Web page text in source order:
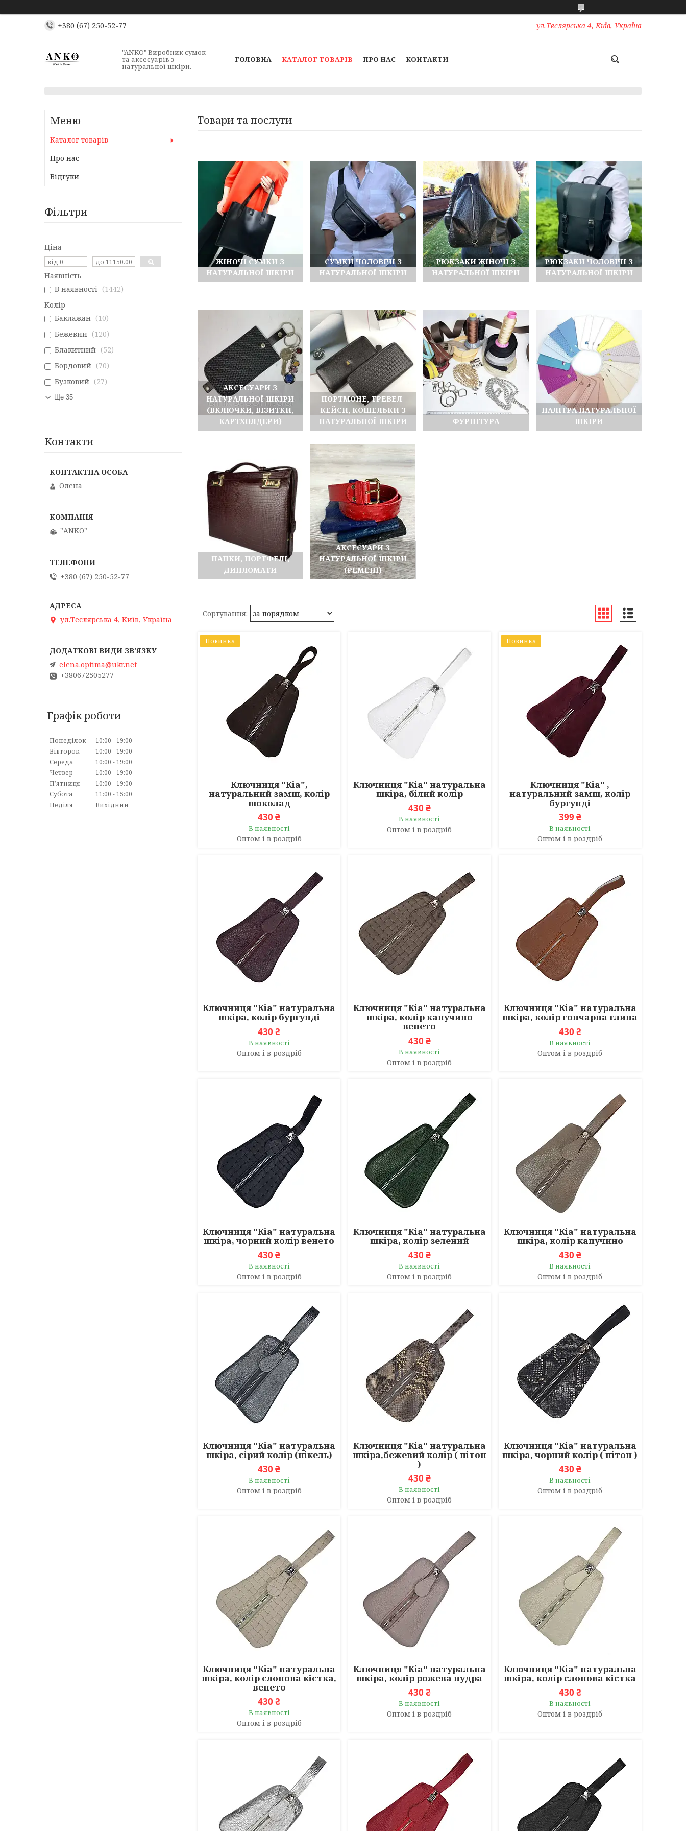
+380 (67) 250-52-77 ул.Теслярська 4, Київ, Україна
"ANKO" Виробник сумок
та аксесуарів з
натуральної шкіри.
ГОЛОВНА КАТАЛОГ ТОВАРІВ ПРО НАС КОНТАКТИ
Товари та послуги
ЖІНОЧІ СУМКИ З
НАТУРАЛЬНОЇ ШКІРИ
СУМКИ ЧОЛОВІЧІ З
НАТУРАЛЬНОЇ ШКІРИ
РЮКЗАКИ ЖІНОЧІ З
НАТУРАЛЬНОЇ ШКІРИ
РЮКЗАКИ ЧОЛОВІЧІ З
НАТУРАЛЬНОЇ ШКІРИ
АКСЕСУАРИ З
НАТУРАЛЬНОЇ ШКІРИ
(ВКЛЮЧКИ, ВІЗИТКИ,
КАРТХОЛДЕРИ)
ПОРТМОНЕ, ТРЕВЕЛ-
КЕЙСИ, КОШЕЛЬКИ З
НАТУРАЛЬНОЇ ШКІРИ
ФУРНІТУРА
ПАЛІТРА НАТУРАЛЬНОЇ
ШКІРИ
ПАПКИ, ПОРТФЕЛІ,
ДИПЛОМАТИ
АКСЕСУАРИ З
НАТУРАЛЬНОЇ ШКІРИ
(РЕМЕНІ)
Новинка
Ключниця "Кіа",
натуральний замш, колір
шоколад
430 ₴
В наявності
Оптом і в роздріб
Ключниця "Кіа" натуральна
шкіра, білий колір
430 ₴
В наявності
Оптом і в роздріб
Новинка
Ключниця "Кіа" ,
натуральний замш, колір
бургунді
399 ₴
В наявності
Оптом і в роздріб
Ключниця "Кіа" натуральна
шкіра, колір бургунді
430 ₴
В наявності
Оптом і в роздріб
Ключниця "Кіа" натуральна
шкіра, колір капучино
венето
430 ₴
В наявності
Оптом і в роздріб
Ключниця "Кіа" натуральна
шкіра, колір гончарна глина
430 ₴
В наявності
Оптом і в роздріб
Ключниця "Кіа" натуральна
шкіра, чорний колір венето
430 ₴
В наявності
Оптом і в роздріб
Ключниця "Кіа" натуральна
шкіра, колір зелений
430 ₴
В наявності
Оптом і в роздріб
Ключниця "Кіа" натуральна
шкіра, колір капучино
430 ₴
В наявності
Оптом і в роздріб
Ключниця "Кіа" натуральна
шкіра, сірий колір (нікель)
430 ₴
В наявності
Оптом і в роздріб
Ключниця "Кіа" натуральна
шкіра,бежевий колір ( пітон
)
430 ₴
В наявності
Оптом і в роздріб
Ключниця "Кіа" натуральна
шкіра, чорний колір ( пітон )
430 ₴
В наявності
Оптом і в роздріб
Ключниця "Кіа" натуральна
шкіра, колір слонова кістка,
венето
430 ₴
В наявності
Оптом і в роздріб
Ключниця "Кіа" натуральна
шкіра, колір рожева пудра
430 ₴
В наявності
Оптом і в роздріб
Ключниця "Кіа" натуральна
шкіра, колір слонова кістка
430 ₴
В наявності
Оптом і в роздріб
Каталог товарів
Про нас
Відгуки
Фільтри
Ціна
Наявність
В наявності
1442
Колір
Баклажан
10
Бежевий
120
Блакитний
52
Бордовий
70
Бузковий
27
Ще 35
Контакти
Олена
"АNKO"
+380 (67) 250-52-77
ул.Теслярська 4, Київ, Україна
elena.optima@ukr.net
+380672505277
Графік роботи
Понеділок 10:00
19:00
Вівторок
10:00
19:00
Середа
10:00
19:00
Четвер
10:00
19:00
Пʼятниця
10:00
19:00
Субота
11:00
15:00
Неділя
Вихідний